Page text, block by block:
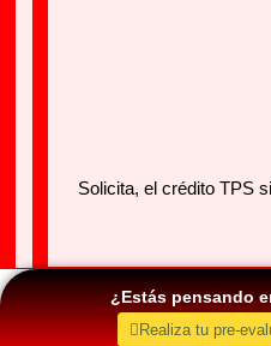
Solicita, el crédito TPS
¿Estás pensando
Realiza tu pre-